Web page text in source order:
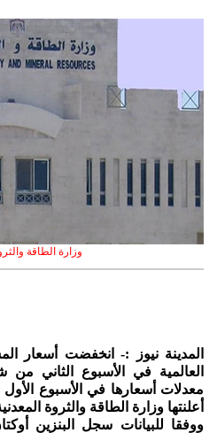
وزارة الطاقة
المدينة نيوز :- انخفضت أسعار
العالمية في الأسبوع الثاني من
معدلات أسعارها في الأسبوع
أعلنتها وزارة الطاقة والثروة